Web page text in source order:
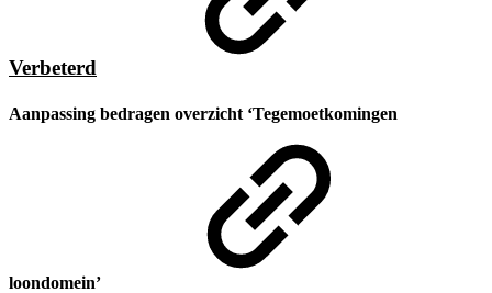
Verbeterd
Aanpassing bedragen overzicht ‘Tegemoetkomingen
loondomein’